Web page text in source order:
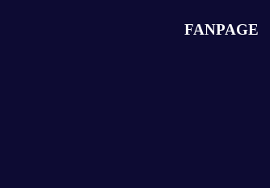
FANPAGE